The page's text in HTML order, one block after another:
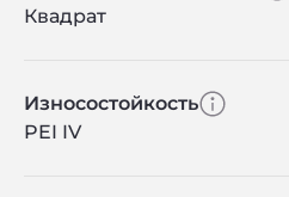
Квадрат
Износостойкость
PEI IV